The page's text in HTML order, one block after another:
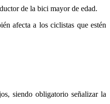
de la bici mayor de edad.
afecta a los ciclistas que estén
siendo obligatorio señalizar la